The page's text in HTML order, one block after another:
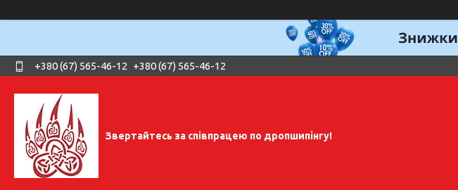
+380 (67) 565-46-12 +380 (67) 565-46-12
Звертайтесь за співпрацею по дропшипінгу!